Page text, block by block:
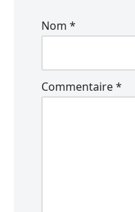
Nom *
Commentaire*